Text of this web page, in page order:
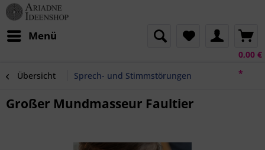
Menü
0,00 €
*
Übersicht Sprech- und Stimmstörungen
Großer Mundmasseur Faultier